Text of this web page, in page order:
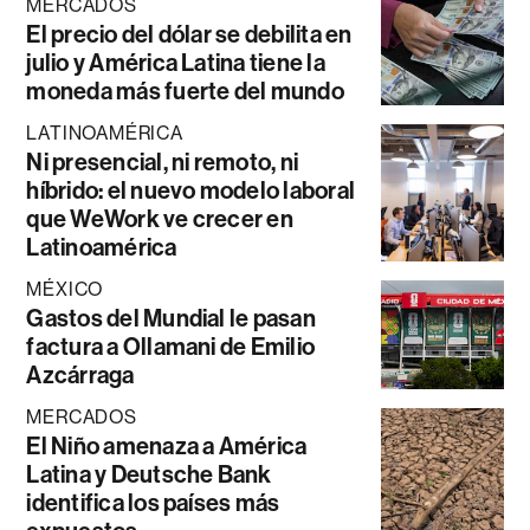
MERCADOS
El precio del dólar se debilita en
julio y América Latina tiene la
moneda más fuerte del mundo
LATINOAMÉRICA
Ni presencial, ni remoto, ni
híbrido: el nuevo modelo laboral
que WeWork ve crecer en
Latinoamérica
MÉXICO
Gastos del Mundial le pasan
factura a Ollamani de Emilio
Azcárraga
MERCADOS
El Niño amenaza a América
Latina y Deutsche Bank
identifica los países más